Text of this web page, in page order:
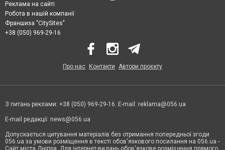
Реклама на сайті
Робота в нашій компанії
Франшиза "CitySites"
+38 (050) 969-29-16
Про нас Контакти Автори проєкту
З питань реклами: +38 (050) 969-29-16. E-mail: reklama@056.ua
E-mail редакції: news@056.ua
Допускається цитування матеріалів без отримання попередньої згоди
056.ua за умови розміщення в тексті обов'язкового посилання на 056.ua -
Сайт міста Дніпра. Для інтернет-видань обов'язкове розміщення прямого,